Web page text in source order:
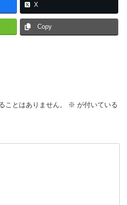
X
Copy
ことはありません。 ※ が付いている